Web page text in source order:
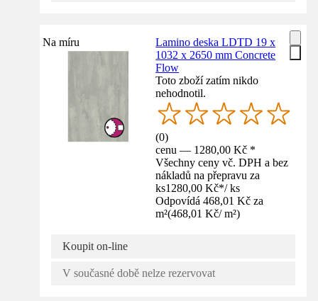
Na míru
Lamino deska LDTD 19 x
1032 x 2650 mm Concrete
Flow
Toto zboží zatím nikdo
nehodnotil.
(0)
cenu — 1280,00 Kč *
Všechny ceny vč. DPH a bez
nákladů na přepravu za
ks1280,00 Kč*/ ks
Odpovídá 468,01 Kč za
m²(468,01 Kč/ m²)
Koupit on-line
V současné době nelze rezervovat